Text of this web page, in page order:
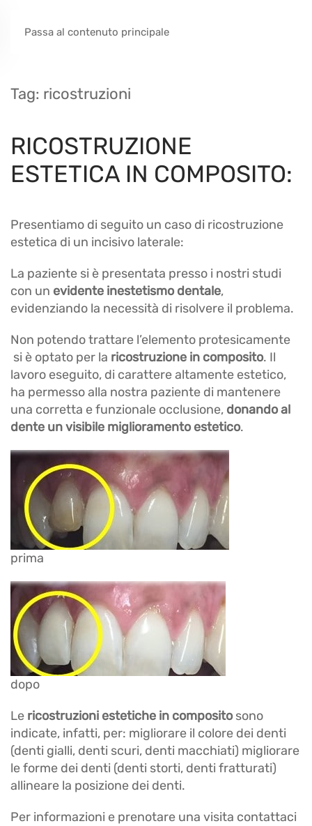
Passa al contenuto principale
Tag: ricostruzioni
RICOSTRUZIONE
ESTETICA IN COMPOSITO:
Presentiamo di seguito un caso di ricostruzione
estetica di un incisivo laterale:
La paziente si è presentata presso i nostri studi
con un evidente inestetismo dentale,
evidenziando la necessità di risolvere il problema.
Non potendo trattare l’elemento protesicamente
si è optato per la ricostruzione in composito. Il
lavoro eseguito, di carattere altamente estetico,
ha permesso alla nostra paziente di mantenere
una corretta e funzionale occlusione, donando al
dente un visibile miglioramento estetico.
prima
dopo
Le ricostruzioni estetiche in composito sono
indicate, infatti, per: migliorare il colore dei denti
(denti gialli, denti scuri, denti macchiati) migliorare
le forme dei denti (denti storti, denti fratturati)
allineare la posizione dei denti.
Per informazioni e prenotare una visita contattaci